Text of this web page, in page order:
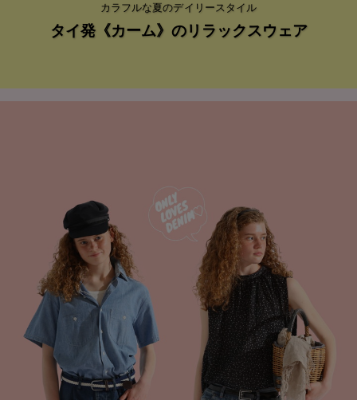
カラフルな夏のデイリースタイル
タイ発《カーム》のリラックスウェア